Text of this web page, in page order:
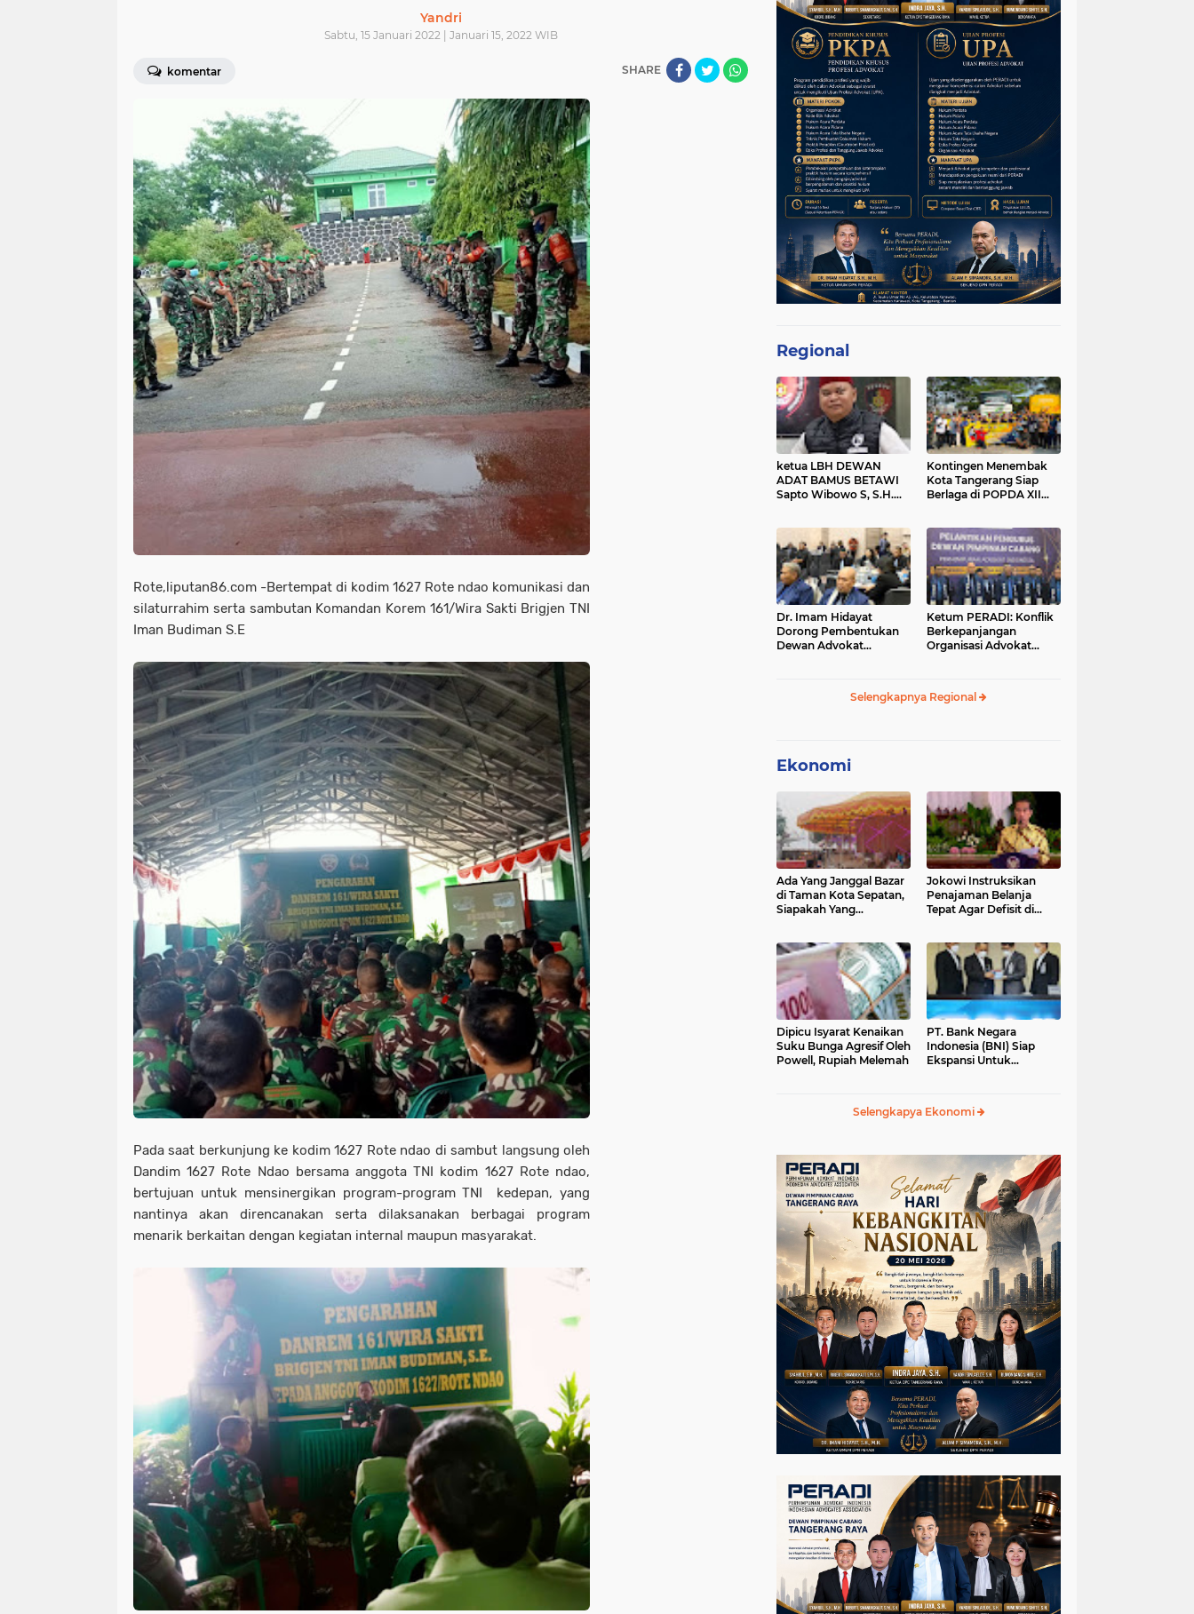
Yandri
Sabtu, 15 Januari 2022 | Januari 15, 2022 WIB
komentar SHARE
Rote,liputan86.com -Bertempat di kodim 1627 Rote ndao komunikasi dan
silaturrahim serta sambutan Komandan Korem 161/Wira Sakti Brigjen TNI
Iman Budiman S.E
Pada saat berkunjung ke kodim 1627 Rote ndao di sambut langsung oleh
Dandim 1627 Rote Ndao bersama anggota TNI kodim 1627 Rote ndao,
bertujuan untuk mensinergikan program-program TNI kedepan, yang
nantinya akan direncanakan serta dilaksanakan berbagai program
menarik berkaitan dengan kegiatan internal maupun masyarakat.
Regional
ketua LBH DEWAN
ADAT BAMUS BETAWI
Sapto Wibowo S, S.H.
Statement di Media
Kontingen Menembak
Kota Tangerang Siap
Berlaga di POPDA XII
Dr. Imam Hidayat
Dorong Pembentukan
Dewan Advokat
Ketum PERADI: Konflik
Berkepanjangan
Organisasi Advokat
Selengkapnya Regional
Ekonomi
Ada Yang Janggal Bazar
di Taman Kota Sepatan,
Siapakah Yang
Jokowi Instruksikan
Penajaman Belanja
Tepat Agar Defisit di
Dipicu Isyarat Kenaikan
Suku Bunga Agresif Oleh
Powell, Rupiah Melemah
PT. Bank Negara
Indonesia (BNI) Siap
Ekspansi Untuk
Selengkapya Ekonomi